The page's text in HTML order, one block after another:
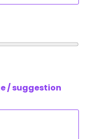
/ suggestion